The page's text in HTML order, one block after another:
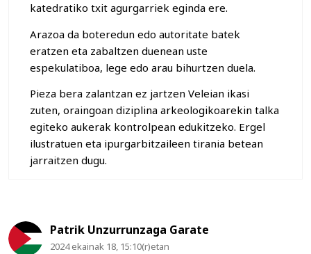
katedratiko txit agurgarriek eginda ere.
Arazoa da boteredun edo autoritate batek
eratzen eta zabaltzen duenean uste
espekulatiboa, lege edo arau bihurtzen duela.
Pieza bera zalantzan ez jartzen Veleian ikasi
zuten, oraingoan diziplina arkeologikoarekin talka
egiteko aukerak kontrolpean edukitzeko. Ergel
ilustratuen eta ipurgarbitzaileen tirania betean
jarraitzen dugu.
Patrik Unzurrunzaga Garate
2024 ekainak 18, 15:10(r)etan